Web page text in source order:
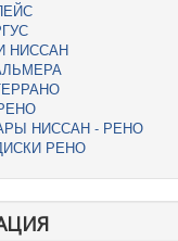
НИССАН
НИССАН - РЕНО
РЕНО